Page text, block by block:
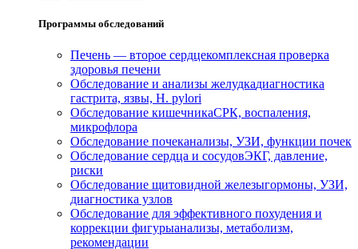
Программы обследований
Печень — второе сердцекомплексная проверка
здоровья печени
Обследование и анализы желудкадиагностика
гастрита, язвы, H. pylori
Обследование кишечникаСРК, воспаления,
микрофлора
Обследование почеканализы, УЗИ, функции почек
Обследование сердца и сосудовЭКГ, давление,
риски
Обследование щитовидной железыгормоны, УЗИ,
диагностика узлов
Обследование для эффективного похудения и
коррекции фигурыанализы, метаболизм,
рекомендации